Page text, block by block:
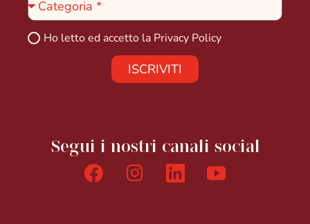
Ho letto ed accetto la Privacy Policy
ISCRIVITI
Segui i nostri canali social